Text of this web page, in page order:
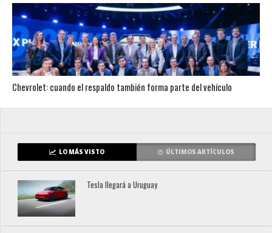
Chevrolet: cuando el respaldo también forma parte del vehículo
LO MÁS VISTO ÚLTIMOS ARTÍCULOS
Tesla llegará a Uruguay